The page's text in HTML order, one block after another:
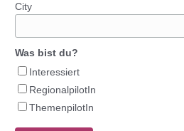
City
Was bist du?
Interessiert
RegionalpilotIn
ThemenpilotIn